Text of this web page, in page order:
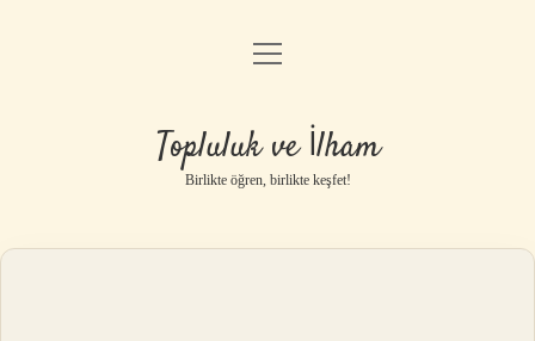
Anasayfa
Gizlilik Politikası
Yasal Uyarı
menüyü
Topluluk ve İlham
Birlikte öğren, birlikte keşfet!